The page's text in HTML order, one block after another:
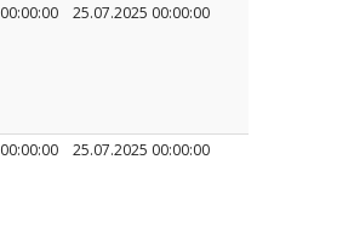
25.07.2025 00:00:00
25.07.2025 00:00:00